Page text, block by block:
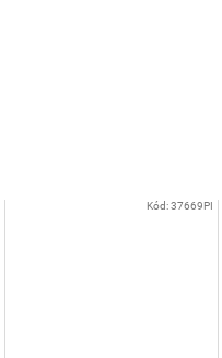
Kód:37669PI